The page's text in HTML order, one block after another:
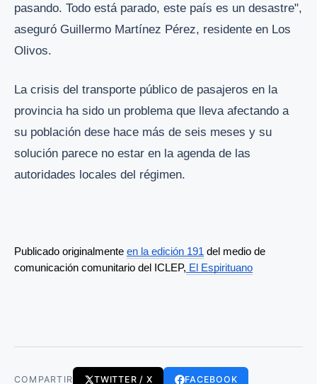
pasando. Todo está parado, este país es un desastre",
aseguró Guillermo Martínez Pérez, residente en Los
Olivos.
La crisis del transporte público de pasajeros en la
provincia ha sido un problema que lleva afectando a
su población dese hace más de seis meses y su
solución parece no estar en la agenda de las
autoridades locales del régimen.
Publicado originalmente en la edición 191 del medio de
comunicación comunitario del ICLEP, El Espirituano
COMPARTIR TWITTER / X FACEBOOK